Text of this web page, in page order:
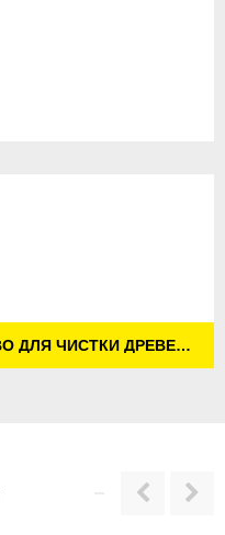
ОСТАВИТЬ ОТЗЫВ О СРЕДСТВО ДЛЯ ЧИСТКИ ДРЕВЕСИНЫ «3 В 1»